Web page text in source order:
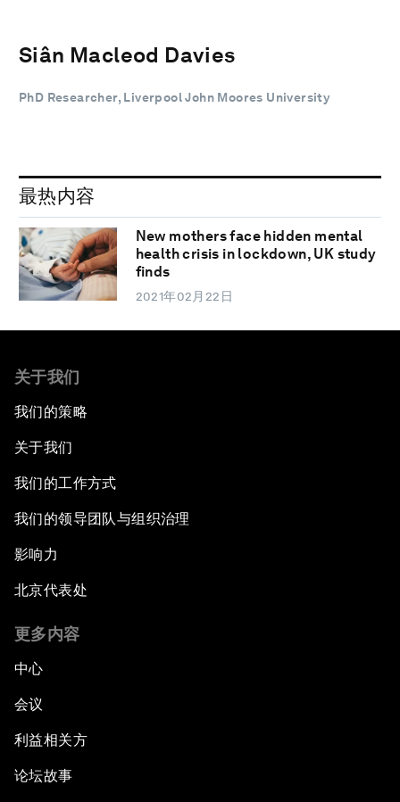
Siân Macleod Davies
PhD Researcher, Liverpool John Moores University
最热内容
New mothers face hidden mental
health crisis in lockdown, UK study
finds
2021年02月22日
关于我们
我们的策略
关于我们
我们的工作方式
我们的领导团队与组织治理
影响力
北京代表处
更多内容
中心
会议
利益相关方
论坛故事